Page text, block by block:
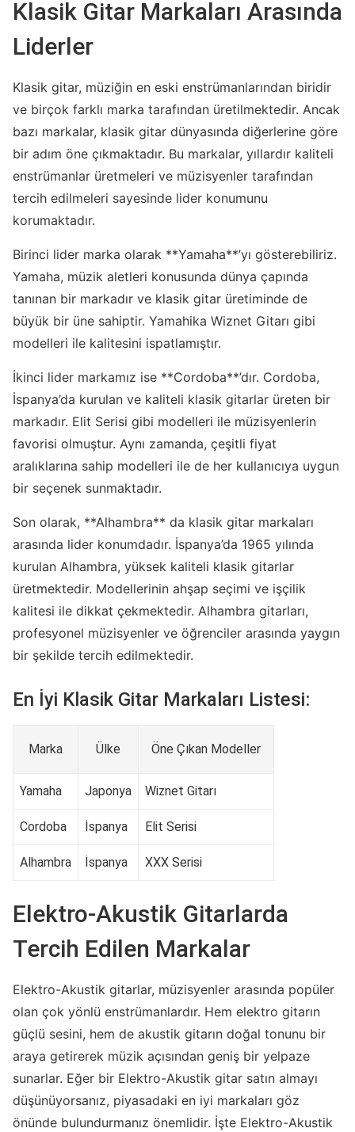
Klasik Gitar Markaları Arasında
Liderler
Klasik gitar, müziğin en eski enstrümanlarından biridir
ve birçok farklı marka tarafından üretilmektedir. Ancak
bazı markalar, klasik gitar dünyasında diğerlerine göre
bir adım öne çıkmaktadır. Bu markalar, yıllardır kaliteli
enstrümanlar üretmeleri ve müzisyenler tarafından
tercih edilmeleri sayesinde lider konumunu
korumaktadır.
Birinci lider marka olarak **Yamaha**’yı gösterebiliriz.
Yamaha, müzik aletleri konusunda dünya çapında
tanınan bir markadır ve klasik gitar üretiminde de
büyük bir üne sahiptir. Yamahika Wiznet Gitarı gibi
modelleri ile kalitesini ispatlamıştır.
İkinci lider markamız ise **Cordoba**’dır. Cordoba,
İspanya’da kurulan ve kaliteli klasik gitarlar üreten bir
markadır. Elit Serisi gibi modelleri ile müzisyenlerin
favorisi olmuştur. Aynı zamanda, çeşitli fiyat
aralıklarına sahip modelleri ile de her kullanıcıya uygun
bir seçenek sunmaktadır.
Son olarak, **Alhambra** da klasik gitar markaları
arasında lider konumdadır. İspanya’da 1965 yılında
kurulan Alhambra, yüksek kaliteli klasik gitarlar
üretmektedir. Modellerinin ahşap seçimi ve işçilik
kalitesi ile dikkat çekmektedir. Alhambra gitarları,
profesyonel müzisyenler ve öğrenciler arasında yaygın
bir şekilde tercih edilmektedir.
En İyi Klasik Gitar Markaları Listesi:
Marka Ülke Öne Çıkan Modeller
Yamaha Japonya Wiznet Gitarı
Cordoba İspanya Elit Serisi
Alhambra İspanya XXX Serisi
Elektro-Akustik Gitarlarda
Tercih Edilen Markalar
Elektro-Akustik gitarlar, müzisyenler arasında popüler
olan çok yönlü enstrümanlardır. Hem elektro gitarın
güçlü sesini, hem de akustik gitarın doğal tonunu bir
araya getirerek müzik açısından geniş bir yelpaze
sunarlar. Eğer bir Elektro-Akustik gitar satın almayı
düşünüyorsanız, piyasadaki en iyi markaları göz
önünde bulundurmanız önemlidir. İşte Elektro-Akustik